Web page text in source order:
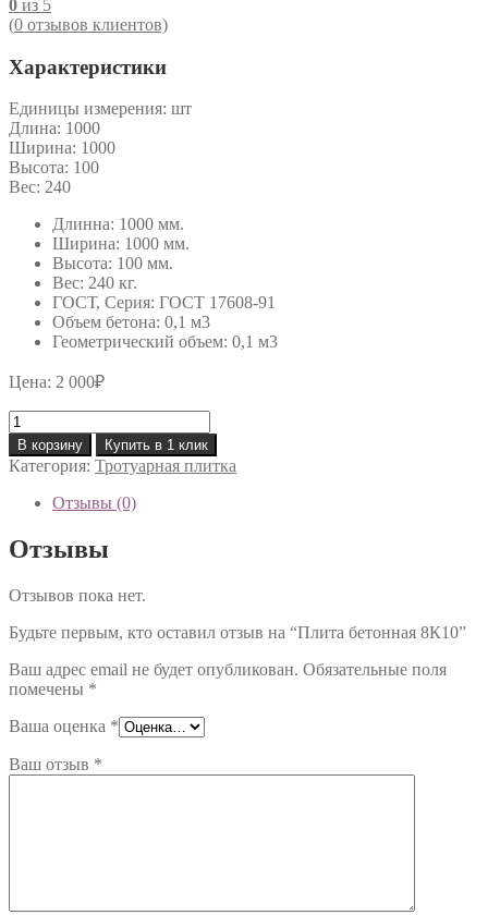
0 из 5
(0 отзывов клиентов)
Характеристики
Единицы измерения: шт
Длина: 1000
Ширина: 1000
Высота: 100
Вес: 240
Длинна: 1000 мм.
Ширина: 1000 мм.
Высота: 100 мм.
Вес: 240 кг.
ГОСТ, Серия: ГОСТ 17608-91
Объем бетона: 0,1 м3
Геометрический объем: 0,1 м3
Цена: 2 000₽
Количество
товара
Плита
бетонная
8К10
В корзину Купить в 1 клик
Категория: Тротуарная плитка
Отзывы (0)
Отзывы
Отзывов пока нет.
Будьте первым, кто оставил отзыв на “Плита бетонная 8К10”
Ваш адрес email не будет опубликован. Обязательные поля
помечены *
Ваша оценка *
Ваш отзыв *